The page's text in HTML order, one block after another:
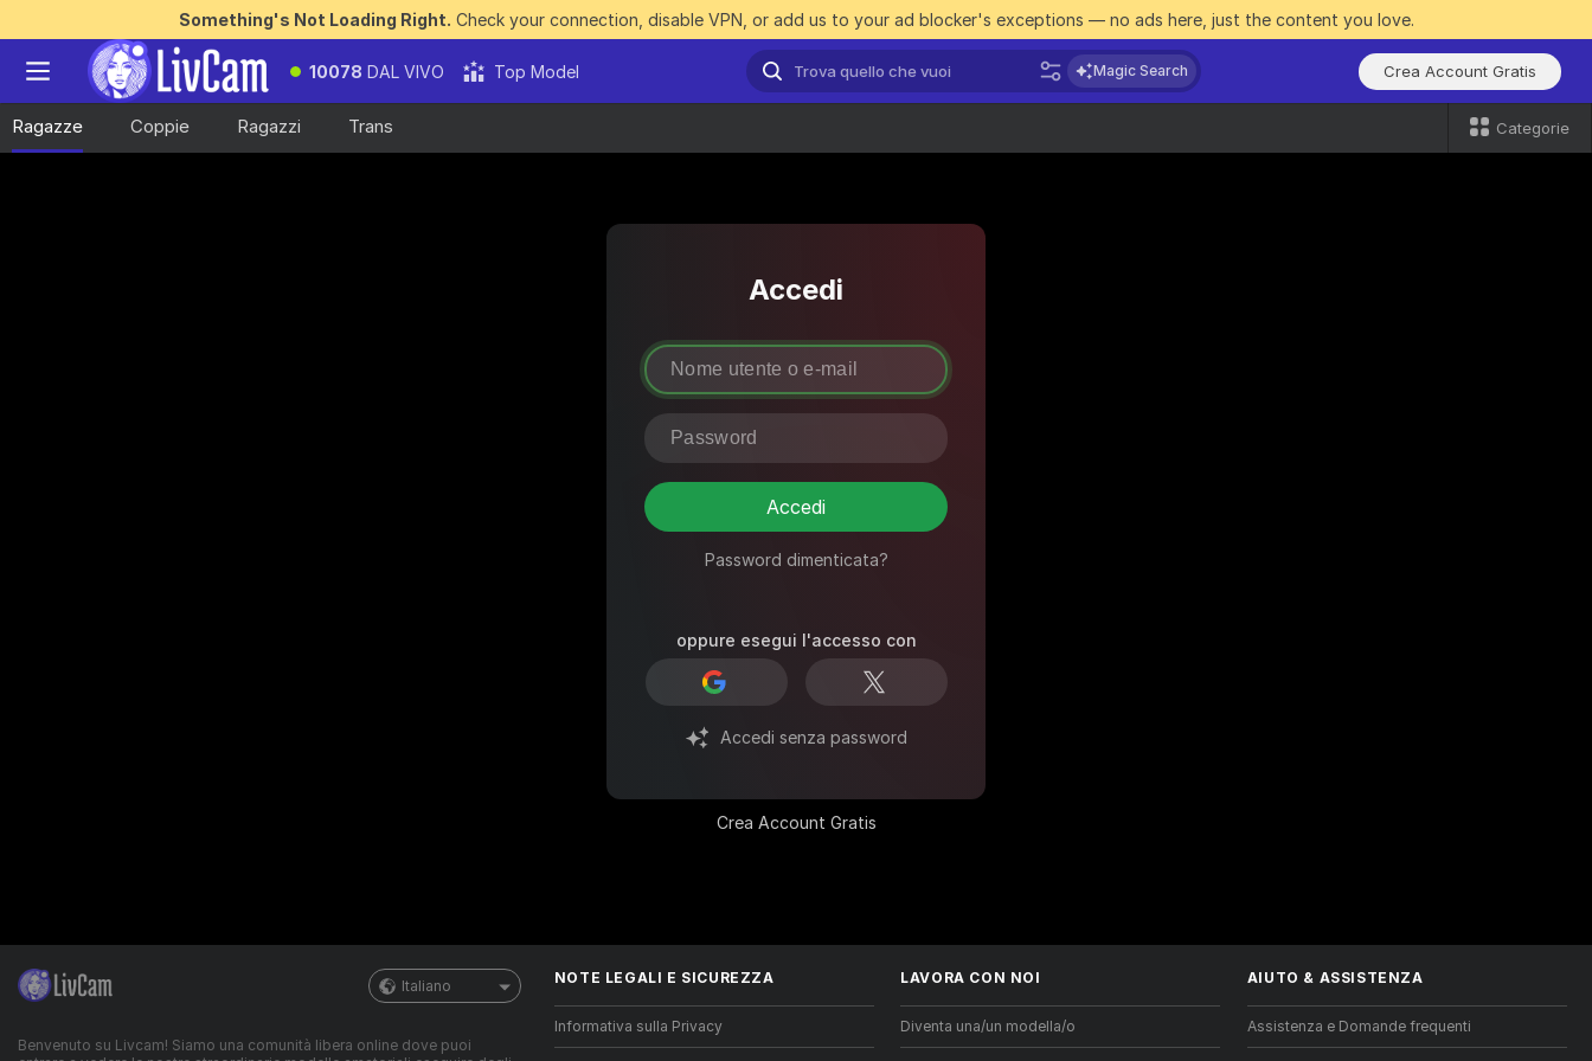
Something's Not Loading Right. Check your connection, disable VPN, or add us to your ad blocker's exceptions — no ads here, just the content you love.
10078 DAL VIVO Top Model Magic Search Crea Account Gratis
Ragazze Coppie Ragazzi Trans Categorie
Accedi
Accedi
Password dimenticata?
oppure esegui l'accesso con
Accedi senza password
Crea Account Gratis
Italiano
Benvenuto su Livcam! Siamo una comunità libera online dove puoi
NOTE LEGALI E SICUREZZA
Informativa sulla Privacy
LAVORA CON NOI
Diventa una/un modella/o
AIUTO & ASSISTENZA
Assistenza e Domande frequenti